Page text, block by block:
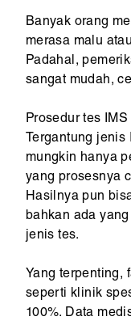
Banyak orang
merasa malu
Padahal,
sangat mudah,
Prosedur tes
Tergantung
mungkin hanya
yang prosesnya
Hasilnya pun
bahkan ada
jenis tes.
Yang terpenting,
seperti klinik
100%. Data